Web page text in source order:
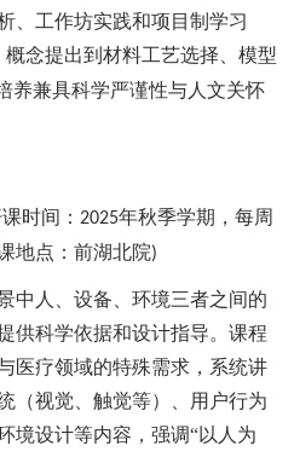
、工作坊实践和项目制学习
念提出到材料工艺选择、模型
养兼具科学严谨性与人文关怀
时间： 2025年秋季学期，每周
课地点：前湖北院)
中人、设备、环境三者之间的
供科学依据和设计指导。课程
医疗领域的特殊需求，系统讲
（视觉、触觉等）、用户行为
境设计等内容，强调“以人为